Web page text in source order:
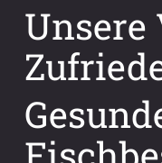
Unsere